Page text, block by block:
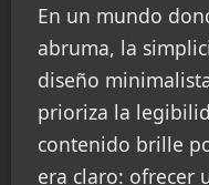
En un mundo
abruma, la
diseño
prioriza la
contenido brille
era claro: ofrecer